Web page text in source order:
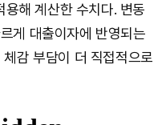
해 계산한 수치다. 변동
게 대출이자에 반영되는
감 부담이 더 직접적으로